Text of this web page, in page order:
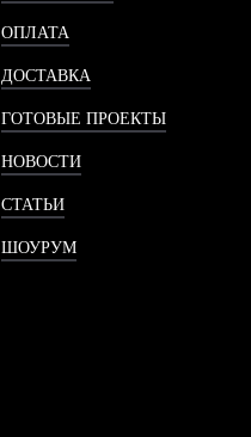
ОПЛАТА
ДОСТАВКА
ГОТОВЫЕ ПРОЕКТЫ
НОВОСТИ
СТАТЬИ
ШОУРУМ